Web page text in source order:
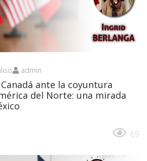
admin
ante la coyuntura
del Norte: una mirada
69